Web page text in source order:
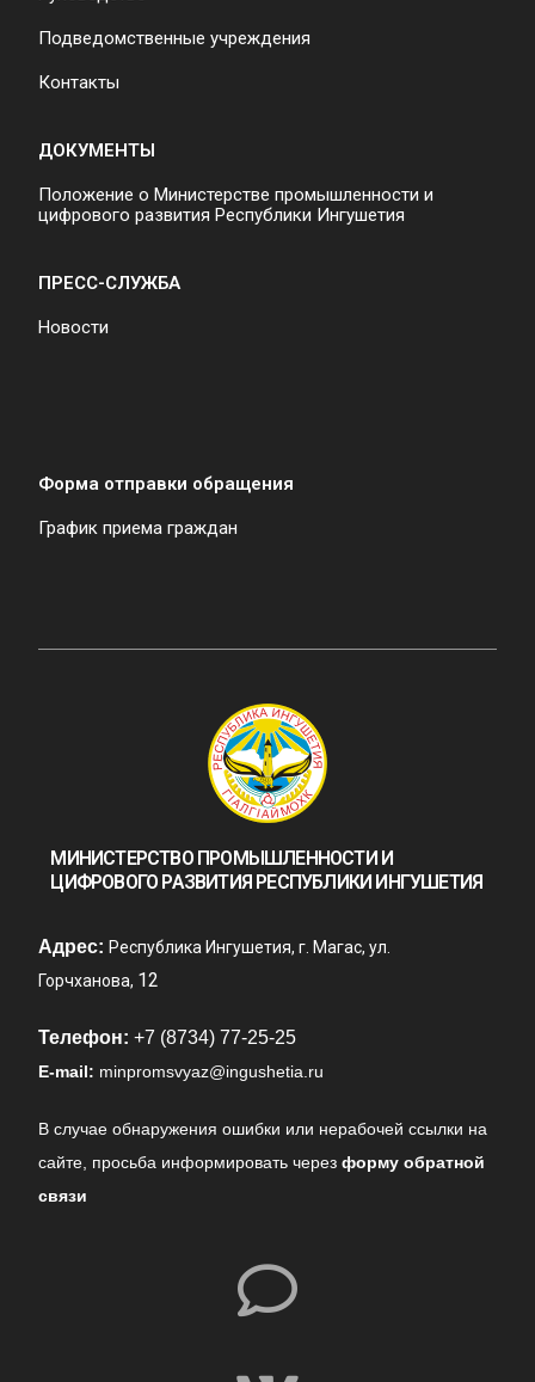
Подведомственные учреждения
Контакты
ДОКУМЕНТЫ
Положение о Министерстве промышленности и
цифрового развития Республики Ингушетия
ПРЕСС-СЛУЖБА
Новости
Форма отправки обращения
График приема граждан
МИНИСТЕРСТВО ПРОМЫШЛЕННОСТИ И
ЦИФРОВОГО РАЗВИТИЯ РЕСПУБЛИКИ ИНГУШЕТИЯ
Адрес: Республика Ингушетия, г. Магас, ул.
Горчханова, 12
Телефон: +7 (8734) 77-25-25
E-mail: minpromsvyaz@ingushetia.ru
В случае обнаружения ошибки или нерабочей ссылки на
сайте, просьба информировать черезформу обратной
связи